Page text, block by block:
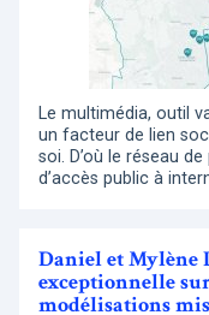
Le multimédia, outil
un facteur de lien
soi. D’où le réseau
d’accès public à
Daniel et
exceptionnelle
modélisations